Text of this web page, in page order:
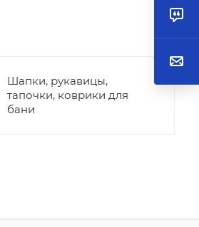
Шапки, рукавицы,
тапочки, коврики для
бани